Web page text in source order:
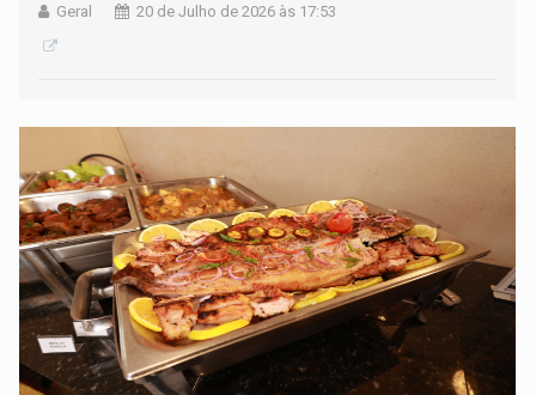
Geral 20 de Julho de 2026 às 17:53